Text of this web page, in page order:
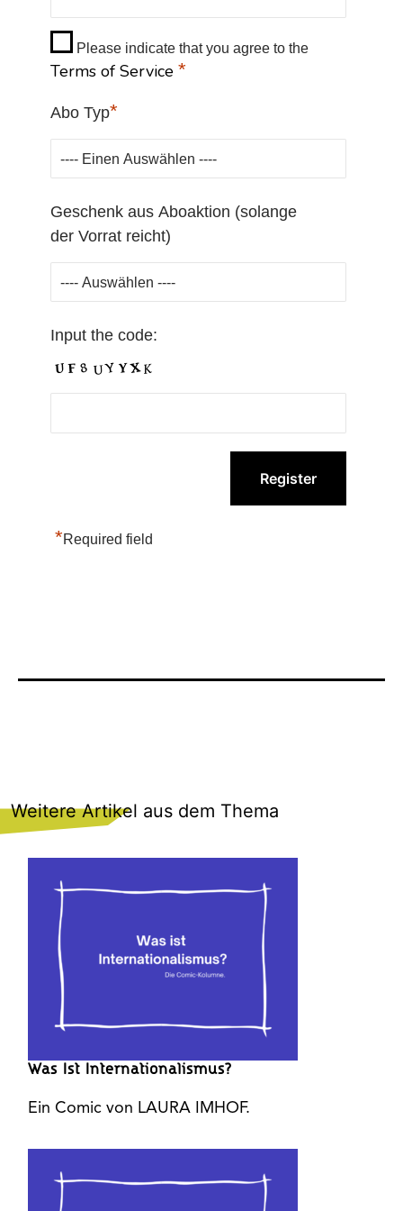
Please indicate that you agree to the
Terms of Service *
Abo Typ*
Geschenk aus Aboaktion (solange
der Vorrat reicht)
Input the code:
*Required field
Weitere Artikel aus dem Thema
Was Ist Internationalismus?
Ein Comic von LAURA IMHOF.